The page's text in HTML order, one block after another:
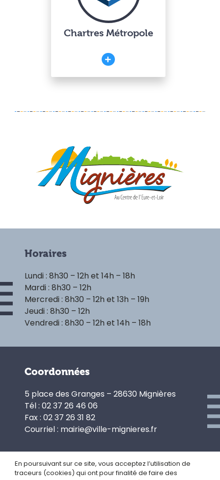
Chartres Métropole
Horaires
Lundi : 8h30 – 12h et 14h – 18h
Mardi : 8h30 – 12h
Mercredi : 8h30 – 12h et 13h – 19h
Jeudi : 8h30 – 12h
Vendredi : 8h30 – 12h et 14h – 18h
Coordonnées
5 place des Granges – 28630 Mignières
Tél : 02 37 26 46 06
Fax : 02 37 26 31 82
Courriel : mairie@ville-mignieres.fr
Politique de confidentialité
En poursuivant sur ce site, vous acceptez l’utilisation de
traceurs (cookies) qui ont pour finalité de faire des